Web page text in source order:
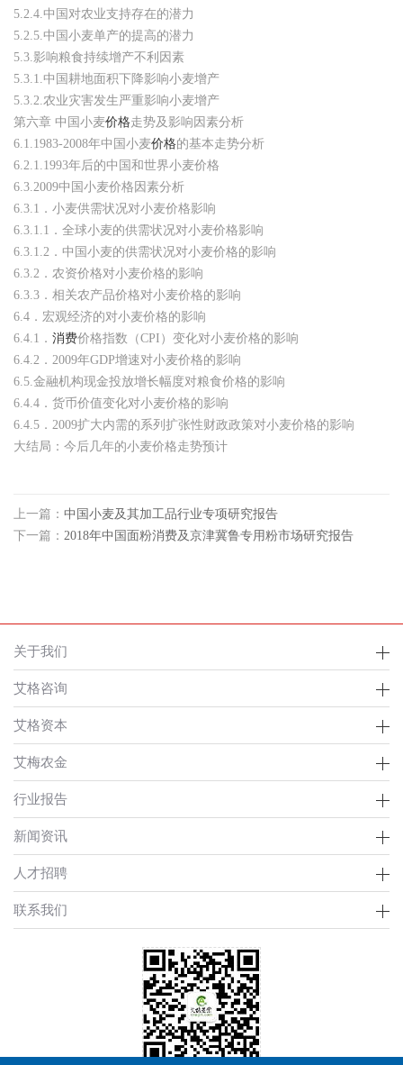
5.2.4.中国对农业支持存在的潜力
5.2.5.中国小麦单产的提高的潜力
5.3.影响粮食持续增产不利因素
5.3.1.中国耕地面积下降影响小麦增产
5.3.2.农业灾害发生严重影响小麦增产
第六章 中国小麦价格走势及影响因素分析
6.1.1983-2008年中国小麦价格的基本走势分析
6.2.1.1993年后的中国和世界小麦价格
6.3.2009中国小麦价格因素分析
6.3.1．小麦供需状况对小麦价格影响
6.3.1.1．全球小麦的供需状况对小麦价格影响
6.3.1.2．中国小麦的供需状况对小麦价格的影响
6.3.2．农资价格对小麦价格的影响
6.3.3．相关农产品价格对小麦价格的影响
6.4．宏观经济的对小麦价格的影响
6.4.1． 消费价格指数（CPI）变化对小麦价格的影响
6.4.2．2009年GDP增速对小麦价格的影响
6.5.金融机构现金投放增长幅度对粮食价格的影响
6.4.4．货币价值变化对小麦价格的影响
6.4.5．2009扩大内需的系列扩张性财政政策对小麦价格的影响
大结局：今后几年的小麦价格走势预计
上一篇： 中国小麦及其加工品行业专项研究报告
下一篇： 2018年中国面粉消费及京津冀鲁专用粉市场研究报告
关于我们
艾格咨询
艾格资本
艾梅农金
行业报告
新闻资讯
人才招聘
联系我们